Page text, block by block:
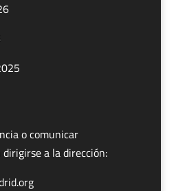
o comunicar
a la dirección: